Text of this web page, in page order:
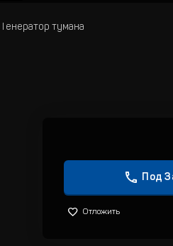
тумана
Под
Отложить